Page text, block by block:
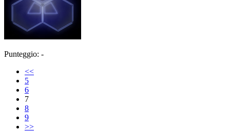
Punteggio: -
<<
5
6
7
8
9
>>